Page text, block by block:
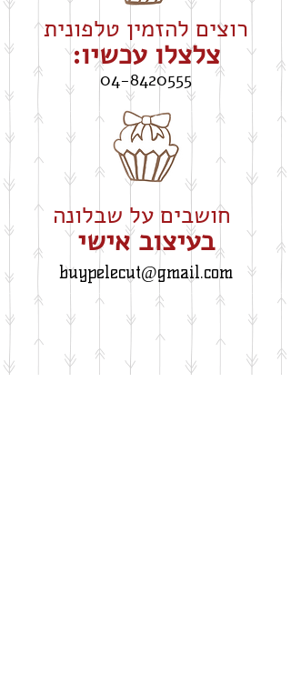
רוצים להזמין טלפונית
צלצלו עכשיו:
04-8420555
​בעיצוב אישי
buypelecut@gmail.com